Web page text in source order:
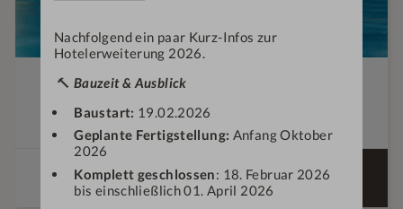
Nachfolgend ein paar Kurz-Infos zur
Hotelerweiterung 2026.
🔨 Bauzeit & Ausblick
Baustart: 19.02.2026
Geplante Fertigstellung: Anfang Oktober
2026
Komplett geschlossen: 18. Februar 2026
bis einschließlich 01. April 2026
Die "kleine Auszeit" für Jeden!
2-4Nächte
DETAILS
ANGEBOT
BUCHEN